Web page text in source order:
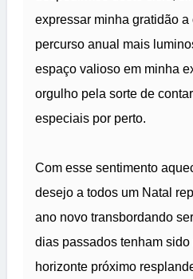
expressar minha gratidão a
percurso anual mais
espaço valioso em minha
orgulho pela sorte de
especiais por perto.
Com esse sentimento
desejo a todos um Natal
ano novo transbordando
dias passados tenham
horizonte próximo